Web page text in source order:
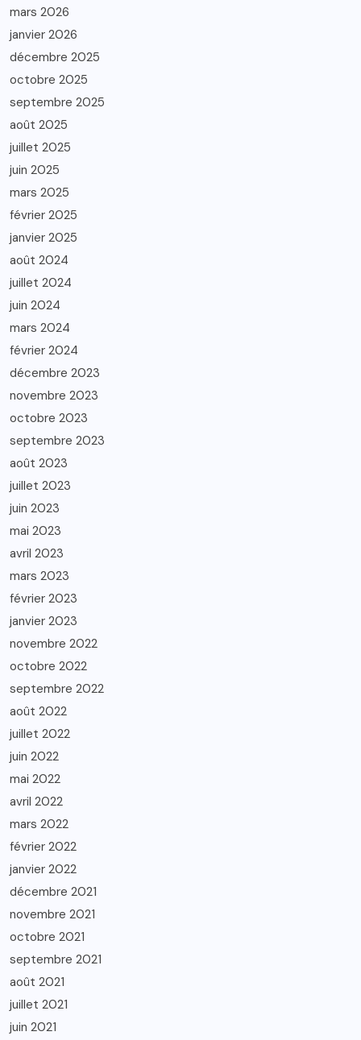
mars 2026
janvier 2026
décembre 2025
octobre 2025
septembre 2025
août 2025
juillet 2025
juin 2025
mars 2025
février 2025
janvier 2025
août 2024
juillet 2024
juin 2024
mars 2024
février 2024
décembre 2023
novembre 2023
octobre 2023
septembre 2023
août 2023
juillet 2023
juin 2023
mai 2023
avril 2023
mars 2023
février 2023
janvier 2023
novembre 2022
octobre 2022
septembre 2022
août 2022
juillet 2022
juin 2022
mai 2022
avril 2022
mars 2022
février 2022
janvier 2022
décembre 2021
novembre 2021
octobre 2021
septembre 2021
août 2021
juillet 2021
juin 2021